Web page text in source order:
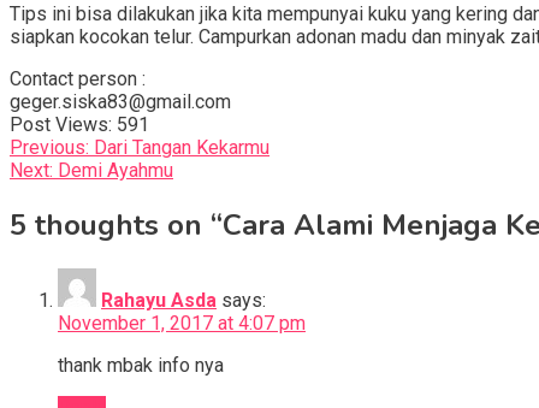
Tips ini bisa dilakukan jika kita mempunyai kuku yang kering
siapkan kocokan telur. Campurkan adonan madu dan minyak
Contact person :
geger.siska83@gmail.com
Post Views: 591
Post
navigation
Previous: Dari Tangan Kekarmu
Next: Demi Ayahmu
5 thoughts on “Cara Alami Menjaga
Rahayu Asda says:
November 1, 2017 at 4:07 pm
thank mbak info nya